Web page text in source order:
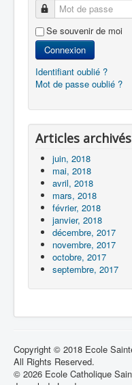
Mot de passe
Se souvenir de moi
Connexion
Identifiant oublié ?
Mot de passe oublié ?
Articles archivés
juin, 2018
mai, 2018
avril, 2018
mars, 2018
février, 2018
janvier, 2018
décembre, 2017
novembre, 2017
octobre, 2017
septembre, 2017
Copyright © 2018 Ecole
All Rights Reserved.
© 2026 Ecole Catholique